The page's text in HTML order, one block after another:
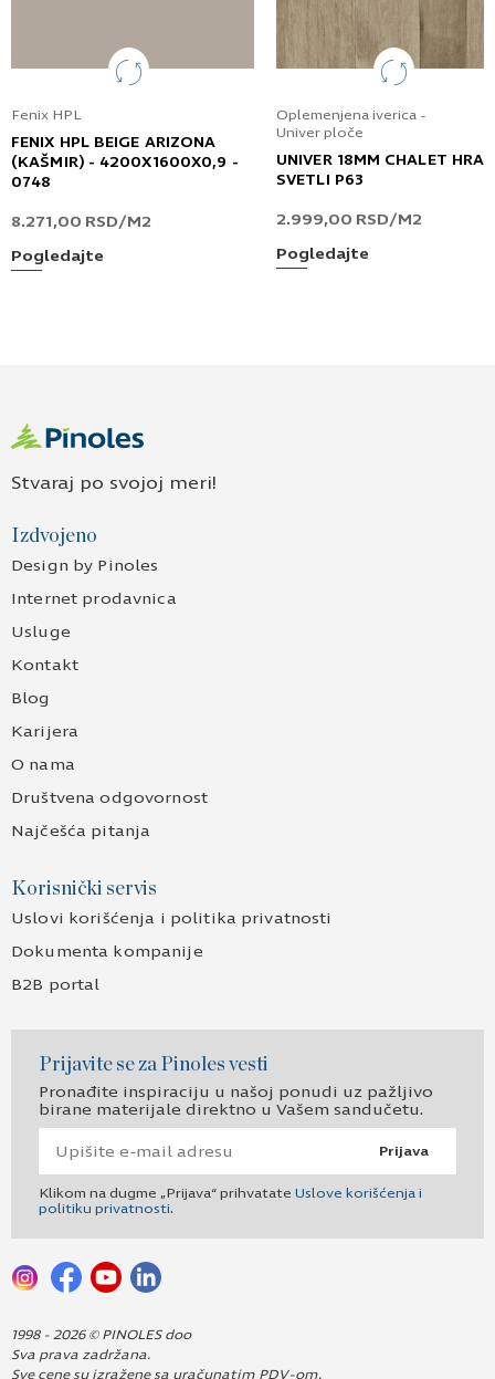
Fenix HPL
FENIX HPL BEIGE ARIZONA
(KAŠMIR) - 4200X1600X0,9 -
0748
8.271,00 RSD/M2
Pogledajte
Oplemenjena iverica -
Univer ploče
UNIVER 18MM CHALET
SVETLI P63
2.999,00 RSD/M2
Pogledajte
Stvaraj po svojoj meri!
Izdvojeno
Design by Pinoles
Internet prodavnica
Usluge
Kontakt
Blog
Karijera
O nama
Društvena odgovornost
Najčešća pitanja
Korisnički servis
Uslovi korišćenja i politika privatnosti
Dokumenta kompanije
B2B portal
Prijavite se za Pinoles vesti
Pronađite inspiraciju u našoj ponudi uz pažljivo
birane materijale direktno u Vašem sandučetu.
Prijava
Klikom na dugme „Prijava“ prihvatate Uslove korišćenja i
politiku privatnosti.
1998 - 2026 © PINOLES doo
Sva prava zadržana.
Sve cene su izražene sa uračunatim PDV-om.